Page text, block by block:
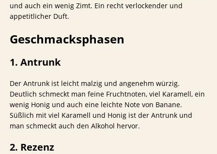
und auch ein wenig Zimt. Ein recht verlockender und
appetitlicher Duft.
Geschmacksphasen
1. Antrunk
Der Antrunk ist leicht malzig und angenehm würzig.
Deutlich schmeckt man feine Fruchtnoten, viel Karamell, ein
wenig Honig und auch eine leichte Note von Banane.
Süßlich mit viel Karamell und Honig ist der Antrunk und
man schmeckt auch den Alkohol hervor.
2. Rezenz